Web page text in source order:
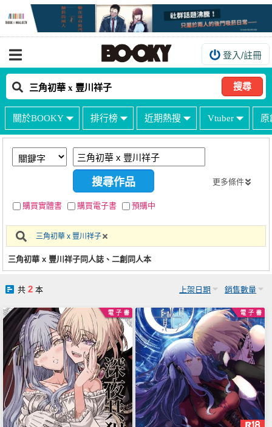
登入/註冊
搜尋
關於BOOKY 排行榜 近期熱搜 Vtuber 原
如何購買
海外購買說明
常見問題Q&A
台灣同人誌中心
登入BOOKY委託管理
更多條件
購買實體書 購買電子書 預購中
三角初華 x 豐川祥子
三角初華 x 豐川祥子同人誌、二創同人本
共 2本 上架日期 銷售數量